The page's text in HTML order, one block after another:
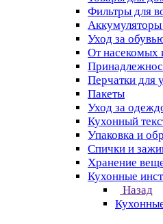
Фильтры для
Аккумуляторы
Уход за
От насекомых
Перчатки для
Пакеты
Уход за
Кухонный
Упаковка и
Спички и
Хранение
Кухонные
Назад